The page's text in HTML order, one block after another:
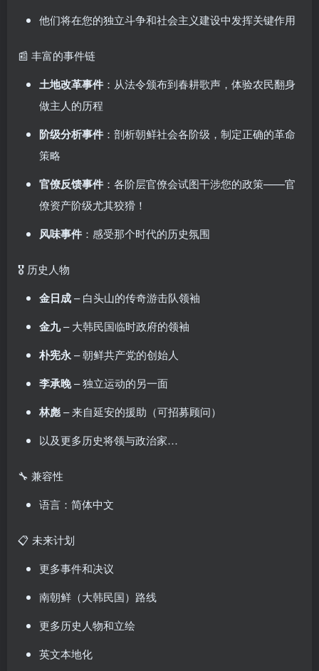
他们将在您的独立斗争和社会主义建设中发挥关键作用
📰 丰富的事件链
土地改革事件 ：从法令颁布到春耕歌声，体验农民翻身
做主人的历程
阶级分析事件 ：剖析朝鲜社会各阶级，制定正确的革命
策略
官僚反馈事件 ：各阶层官僚会试图干涉您的政策——官
僚资产阶级尤其狡猾！
风味事件 ：感受那个时代的历史氛围
🎖️ 历史人物
金日成– 白头山的传奇游击队领袖
金九– 大韩民国临时政府的领袖
朴宪永–朝鲜共产党的创始人
李承晚– 独立运动的另一面
林彪– 来自延安的援助（可招募顾问）
以及更多历史将领与政治家…
🔧 兼容性
语言：简体中文
📋 未来计划
更多事件和决议
南朝鲜 （大韩民国）路线
更多历史人物和立绘
英文本地化